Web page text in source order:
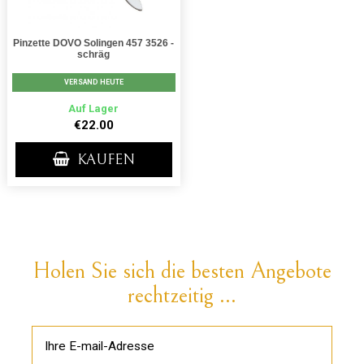
Pinzette DOVO Solingen 457 3526 -
schräg
VERSAND HEUTE
Auf Lager
€22.00
KAUFEN
Holen Sie sich die besten Angebote
rechtzeitig ...